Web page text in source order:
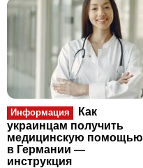
Информация
Как
украинцам получить
медицинскую помощью
в Германии —
инструкция